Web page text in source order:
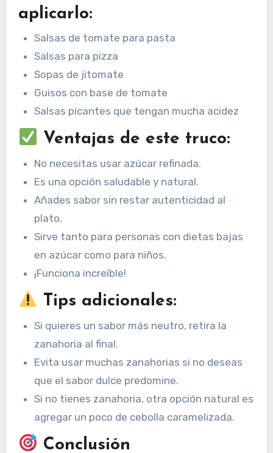
aplicarlo:
Salsas de tomate para pasta
Salsas para pizza
Sopas de jitomate
Guisos con base de tomate
Salsas picantes que tengan mucha acidez
Ventajas de este truco:
No necesitas usar azúcar refinada.
Es una opción saludable y natural.
Añades sabor sin restar autenticidad al
plato.
Sirve tanto para personas con dietas bajas
en azúcar como para niños.
¡Funciona increíble!
Tips adicionales:
Si quieres un sabor más neutro, retira la
zanahoria al final.
Evita usar muchas zanahorias si no deseas
que el sabor dulce predomine.
Si no tienes zanahoria, otra opción natural es
agregar un poco de cebolla caramelizada.
Conclusión